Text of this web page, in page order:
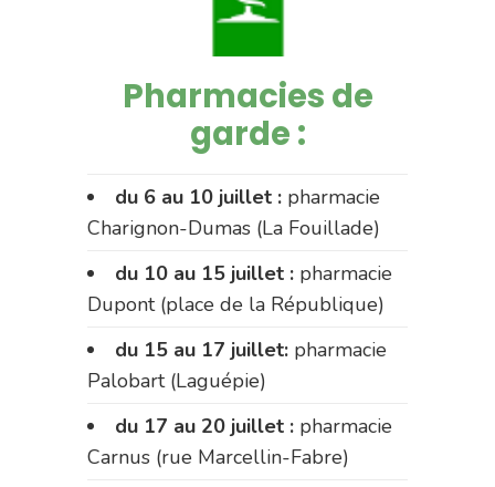
Pharmacies de
garde :
du 6 au 10 juillet : pharmacie
Charignon-Dumas (La Fouillade)
du 10 au 15 juillet : pharmacie
Dupont (place de la République)
du 15 au 17 juillet: pharmacie
Palobart (Laguépie)
du 17 au 20 juillet : pharmacie
Carnus (rue Marcellin-Fabre)